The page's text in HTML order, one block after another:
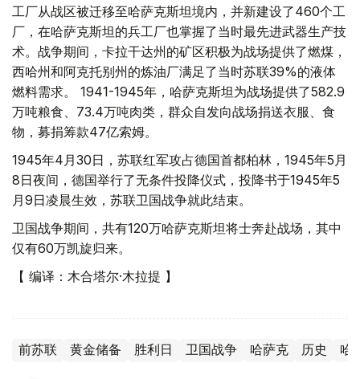
工厂从战区被迁移至哈萨克斯坦境内，并新建设了460个工
厂，在哈萨克斯坦的兵工厂也掌握了当时最先进武器生产技
术。战争期间，卡拉干达州的矿区积极为战场提供了燃煤，
西哈州和阿克托别州的炼油厂满足了当时苏联39%的液体
燃料需求。 1941-1945年，哈萨克斯坦为战场提供了582.9
万吨粮食、73.4万吨肉类，群众自发向战场捐送衣服、食
物，募捐筹款47亿索姆。
1945年4月30日，苏联红军攻占德国首都柏林，1945年5月
8日夜间，德国举行了无条件投降仪式，投降书于1945年5
月9日凌晨生效，苏联卫国战争就此结束。
卫国战争期间，共有120万哈萨克斯坦将士奔赴战场，其中
仅有60万凯旋归来。
【 编译：木合塔尔·木拉提 】
前苏联 黄金储备 胜利日 卫国战争 哈萨克 历史 哈